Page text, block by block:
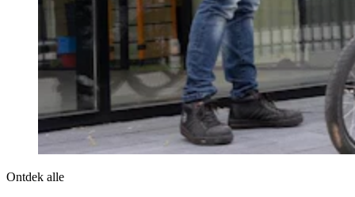
Ontdek alle